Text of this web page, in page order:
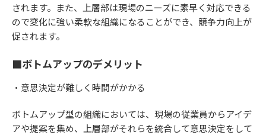
されます。また、上層部は現場のニーズに素早く対応できる
ので変化に強い柔軟な組織になることができ、競争力向上が
促されます。
■ボトムアップのデメリット
・意思決定が難しく時間がかかる
ボトムアップ型の組織においては、現場の従業員からアイデ
アや提案を集め、上層部がそれらを統合して意思決定をして